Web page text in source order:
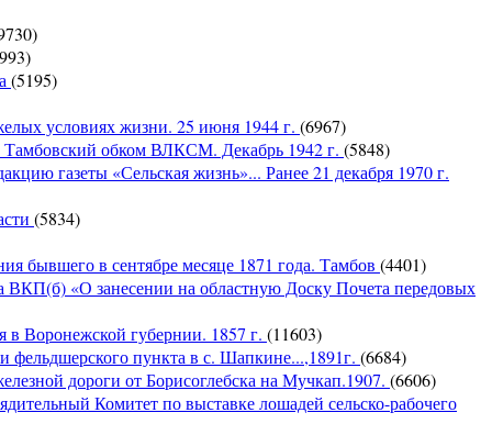
(5195)
условиях жизни. 25 июня 1944 г. (6967)
обком ВЛКСМ. Декабрь 1942 г. (5848)
газеты «Сельская жизнь»... Ранее 21 декабря 1970 г.
(5834)
бывшего в сентябре месяце 1871 года. Тамбов (4401)
ВКП(б) «О занесении на областную Доску Почета передовых
в Воронежской губернии. 1857 г. (11603)
фельдшерского пункта в с. Шапкине...,1891г. (6684)
дороги от Борисоглебска на Мучкап.1907. (6606)
Комитет по выставке лошадей сельско-рабочего